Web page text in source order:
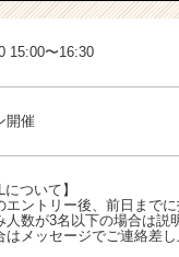
15:00〜16:30
開催
について】
エントリー後、前日まで
数が3名以下の場合は説
メッセージでご連絡差